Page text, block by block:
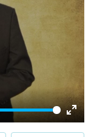
Enter